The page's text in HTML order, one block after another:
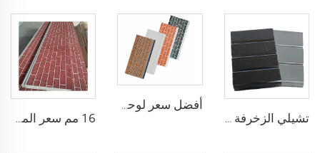
تشيلي الزخرفة الشعبية بلاستيك محاك الألواح الجدارية ألواح رغوة البولي يوريثين المركبة العازلة ألواح جانبية معدنية سوداء للمنزل
أفضل سعر لوحة جدارية خارجية مركبة من البولي يوريثين بسمك 16مم للمنازل المسبقة الصنع
16 مم سعر المصنع لوحة رغوة PU العازلة الرغوية لوحة الجدار لوحة الجدار الخارجي للزينة المنزلية